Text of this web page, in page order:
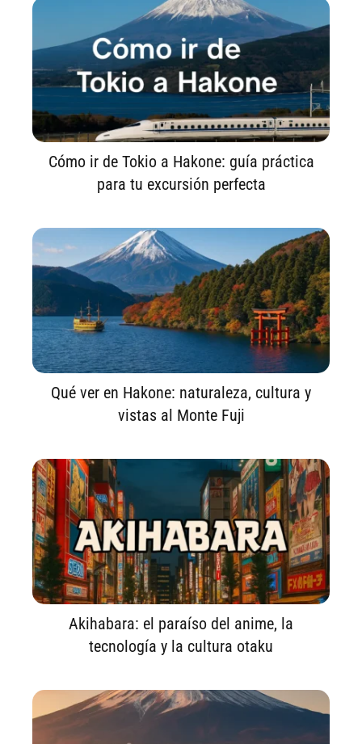
Cómo ir de Tokio a Hakone: guía práctica
para tu excursión perfecta
Qué ver en Hakone: naturaleza, cultura y
vistas al Monte Fuji
Akihabara: el paraíso del anime, la
tecnología y la cultura otaku